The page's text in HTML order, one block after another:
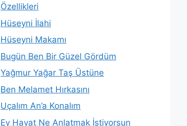
Özellikleri
Hüseyni İlahi
Hüseyni Makamı
Bugün Ben Bir Güzel Gördüm
Yağmur Yağar Taş Üstüne
Ben Melamet Hırkasını
Uçalım An’a Konalım
Ey Hayat Ne Anlatmak İstiyorsun